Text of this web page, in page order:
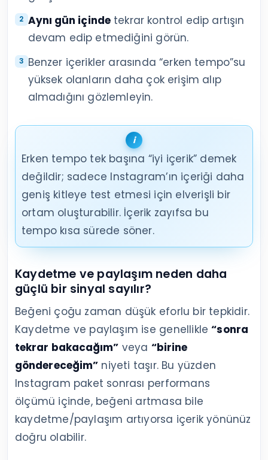
Aynı gün içindetekrar kontrol edip artışın
devam edip etmediğini görün.
Benzer içerikler arasında “erken tempo”su
yüksek olanların daha çok erişim alıp
almadığını gözlemleyin.
Erken tempo tek başına “iyi içerik” demek
değildir; sadece Instagram’ın içeriği daha
geniş kitleye test etmesi için elverişli bir
ortam oluşturabilir. İçerik zayıfsa bu
tempo kısa sürede söner.
Kaydetme ve paylaşım neden daha
güçlü bir sinyal sayılır?
Beğeni çoğu zaman düşük eforlu bir tepkidir.
Kaydetme ve paylaşım ise genellikle“sonra
tekrar bakacağım” veya “birine
göndereceğim” niyeti taşır. Bu yüzden
Instagram paket sonrası performans
ölçümü içinde, beğeni artmasa bile
kaydetme/paylaşım artıyorsa içerik yönünüz
doğru olabilir.